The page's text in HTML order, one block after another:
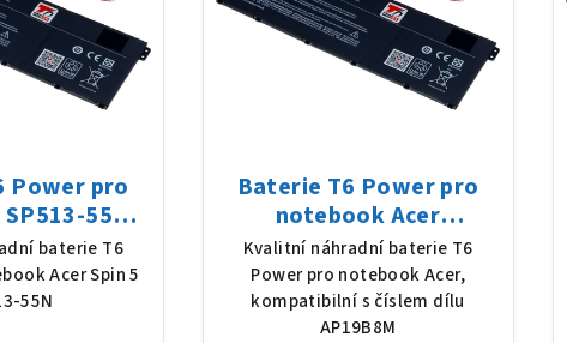
Power pro
55N,
V, 4683
Wh), černá
baterie T6
Acer Spin 5
55N
Baterie T6 Power pro
notebook Acer
AP19B8M, Li-Poly, 11,61
V, 4683 mAh (54,36 Wh),
černá
Kvalitní náhradní baterie T6
Power pro notebook Acer,
kompatibilní s číslem dílu
AP19B8M